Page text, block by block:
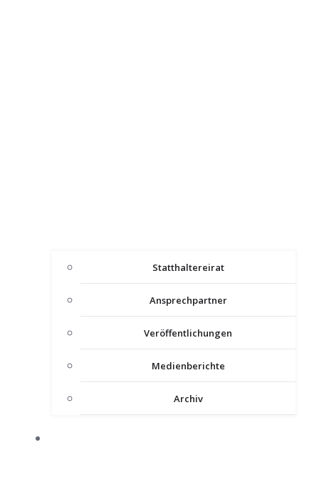
Statthaltereirat
Ansprechpartner
Veröffentlichungen
Medienberichte
Archiv